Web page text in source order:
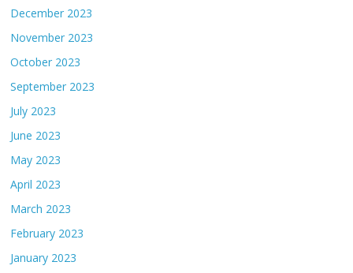
December 2023
November 2023
October 2023
September 2023
July 2023
June 2023
May 2023
April 2023
March 2023
February 2023
January 2023